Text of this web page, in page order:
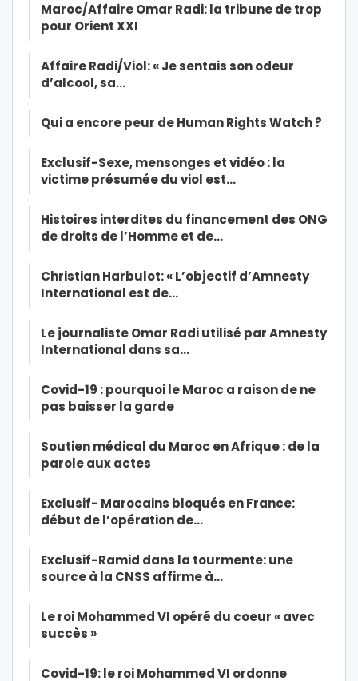
Maroc/Affaire Omar Radi: la tribune de trop
pour Orient XXI
Affaire Radi/Viol: « Je sentais son odeur
d’alcool, sa…
Qui a encore peur de Human Rights Watch ?
Exclusif-Sexe, mensonges et vidéo : la
victime présumée du viol est…
Histoires interdites du financement des ONG
de droits de l’Homme et de…
Christian Harbulot: « L’objectif d’Amnesty
International est de…
Le journaliste Omar Radi utilisé par Amnesty
International dans sa…
Covid-19 : pourquoi le Maroc a raison de ne
pas baisser la garde
Soutien médical du Maroc en Afrique : de la
parole aux actes
Exclusif- Marocains bloqués en France:
début de l’opération de…
Exclusif-Ramid dans la tourmente: une
source à la CNSS affirme à…
Le roi Mohammed VI opéré du coeur « avec
succès »
Covid-19: le roi Mohammed VI ordonne